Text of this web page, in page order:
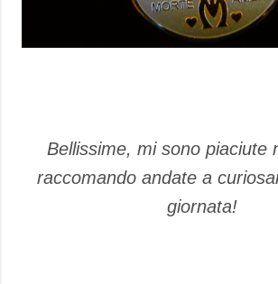
Bellissime, mi sono piaciute
raccomando andate a
giornata!